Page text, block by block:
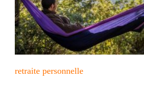
retraite personnelle